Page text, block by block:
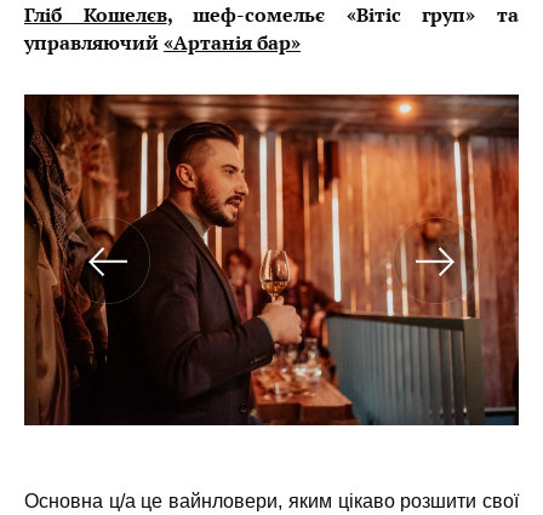
Гліб Кошелєв, шеф-сомельє «Вітіс груп» та
управляючий«Артанія бар»
Основна ц/а це вайнловери, яким цікаво розшити свої